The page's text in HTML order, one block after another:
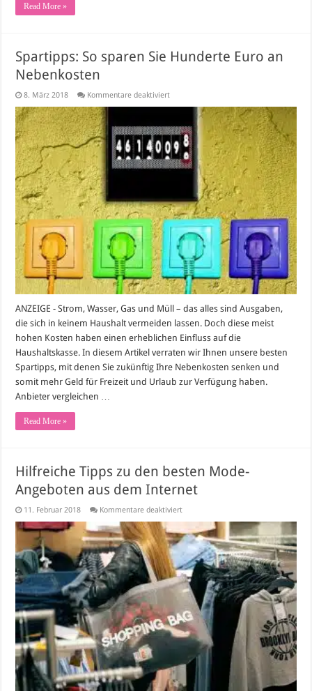
Read More »
Spartipps: So sparen Sie Hunderte Euro an
Nebenkosten
8. März 2018 Kommentare deaktiviertfür
Sie
Hunderte
Euro
an
Nebenkosten
ANZEIGE - Strom, Wasser, Gas und Müll – das alles sind Ausgaben,
die sich in keinem Haushalt vermeiden lassen. Doch diese meist
hohen Kosten haben einen erheblichen Einfluss auf die
Haushaltskasse. In diesem Artikel verraten wir Ihnen unsere besten
Spartipps, mit denen Sie zukünftig Ihre Nebenkosten senken und
somit mehr Geld für Freizeit und Urlaub zur Verfügung haben.
Anbieter vergleichen …
Read More »
Hilfreiche Tipps zu den besten Mode-
Angeboten aus dem Internet
11. Februar 2018 Kommentare deaktiviertfür
Tipps
zu
den
besten
Mode-
Angeboten
aus
dem
Internet